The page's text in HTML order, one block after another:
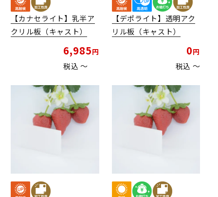
【カナセライト】乳半ア
クリル板（キャスト）
6,985
税込 〜
【デポライト】透明アク
リル板（キャスト）
0
税込 〜